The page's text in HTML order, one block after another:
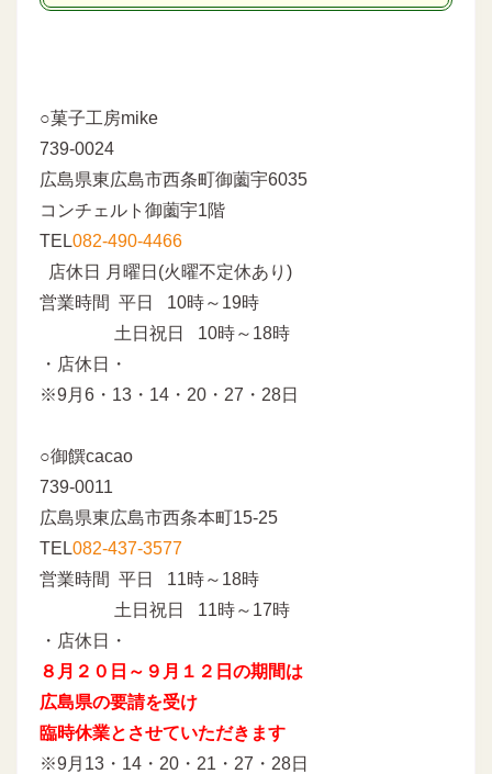
○菓子工房mike
739-0024
広島県東広島市西条町御薗宇6035
コンチェルト御薗宇1階
TEL082-490-4466
店休日 月曜日(火曜不定休あり)
営業時間 平日 10時～19時
土日祝日 10時～18時
・店休日・
※9月6・13・14・20・27・28日
○御饌cacao
739-0011
広島県東広島市西条本町15-25
TEL082-437-3577
営業時間 平日 11時～18時
土日祝日 11時～17時
・店休日・
８月２０日～９月１２日の期間は
広島県の要請を受け
臨時休業とさせていただきます
※9月13・14・20・21・27・28日